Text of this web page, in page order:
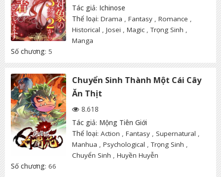
Tác giả: Ichinose
Thể loại: Drama , Fantasy , Romance ,
Historical , Josei , Magic ,Trọng Sinh ,
Manga
Số chương: 5
Chuyển Sinh Thành Một Cái Cây
Ăn Thịt
8.618
Tác giả: Mộng Tiên Giới
Thể loại: Action , Fantasy , Supernatural ,
Manhua , Psychological ,Trọng Sinh ,
Chuyển Sinh , Huyền Huyễn
Số chương: 66